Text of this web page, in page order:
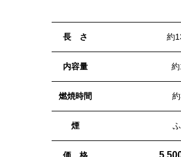
長 さ 約
内容量
燃焼時間
煙